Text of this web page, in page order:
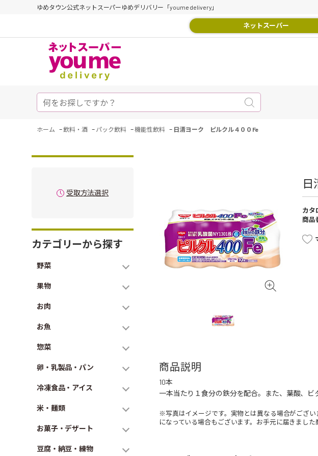
ゆめタウン公式ネットスーパーゆめデリバリー「youme delivery」
ネットスーパー
ホーム -飲料・酒 - パック飲料 -機能性飲料 - 日清ヨーク ピルクル４００Fe
受取方法選択
カテゴリーから探す
野菜
果物
お肉
お魚
惣菜
卵・乳製品・パン
冷凍食品・アイス
米・麺類
お菓子・デザート
豆腐・納豆・練物
日
カタ
商品
商品説明
10本
一本当たり１食分の鉄分を配合。また、葉酸、ビ
※写真はイメージです。実物とは異なる場合がござ
になっている場合もございます。お手元に届きまし